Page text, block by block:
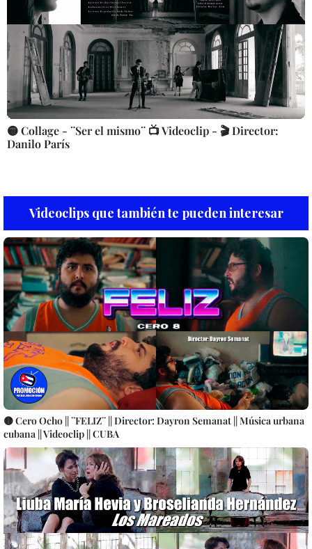
🟡 Collage - ¨Ser el mismo¨ 📺 Videoclip - 🎬 Director:
Danilo París
Videoclips que también te pueden interesar
🟡 Cero Ocho || ¨FELIZ¨ || Director: Dayron Semanat || Música urbana
cubana || Videoclip || CUBA